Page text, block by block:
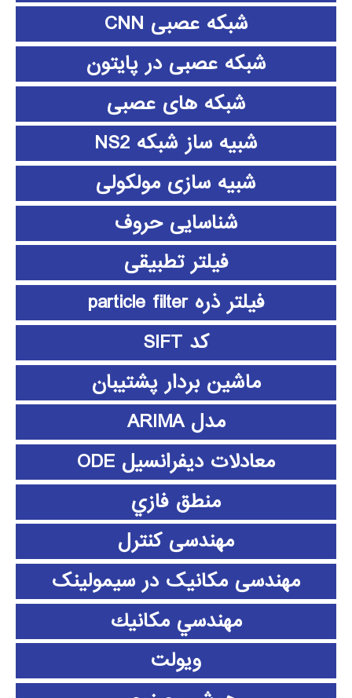
شبکه عصبی CNN
شبکه عصبی در پایتون
شبکه های عصبی
شبیه ساز شبکه NS2
شبیه سازی مولکولی
شناسایی حروف
فیلتر تطبیقی
فیلتر ذره particle filter
کد SIFT
ماشین بردار پشتیبان
مدل ARIMA
معادلات دیفرانسیل ODE
منطق فازي
مهندسی کنترل
مهندسی مکانیک در سیمولینک
مهندسي مكانيك
ویولت